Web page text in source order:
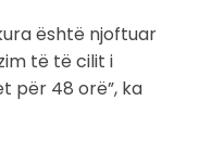
është njoftuar
të të cilit i
për 48 orë”, ka